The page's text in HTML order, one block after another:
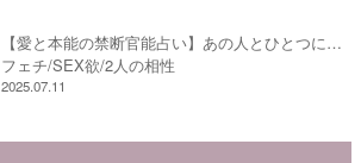
【愛と本能の禁断官能占い】あの人とひとつに…
フェチ/SEX欲/2人の相性
2025.07.11